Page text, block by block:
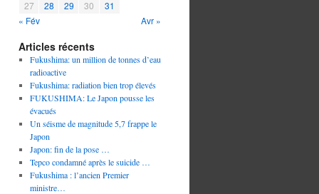
« Fév Avr »
27
28 29 30 31
Articles récents
Fukushima: un million de tonnes d’eau
radioactive
Fukushima: radiation bien trop élevés
FUKUSHIMA: Le Japon pousse les
évacués
Un séisme de magnitude 5,7 frappe le
Japon
Japon: fin de la pose …
Tepco condamné après le suicide …
Fukushima : l’ancien Premier
ministre…